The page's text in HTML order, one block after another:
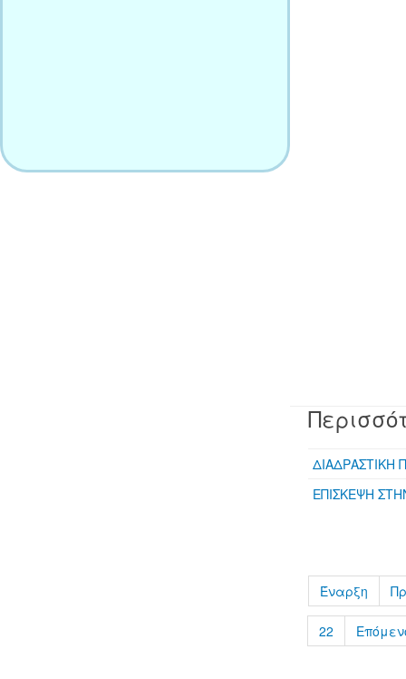
ΔΙΑΔΡΑΣΤΙΚΗ
ΕΠΙΣΚΕΨΗ
Έναρξη
22